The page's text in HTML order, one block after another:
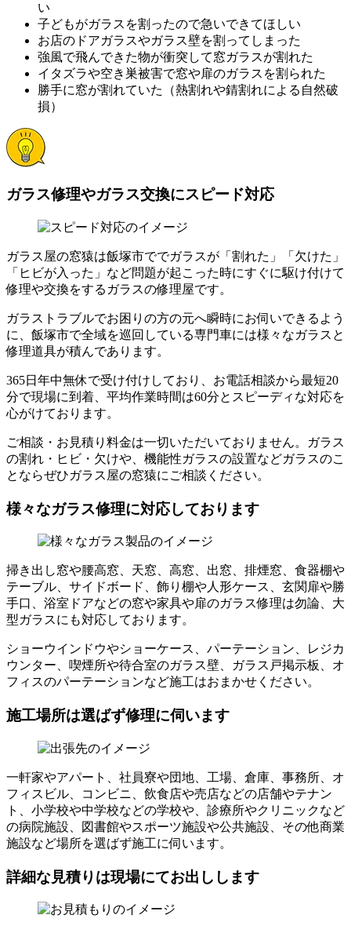
い
子どもがガラスを割ったので急いできてほしい
お店のドアガラスやガラス壁を割ってしまった
強風で飛んできた物が衝突して窓ガラスが割れた
イタズラや空き巣被害で窓や扉のガラスを割られた
勝手に窓が割れていた（熱割れや錆割れによる自然破
損）
ガラス修理やガラス交換にスピード対応
ガラス屋の窓猿は飯塚市ででガラスが「割れた」「欠けた」
「ヒビが入った」など問題が起こった時にすぐに駆け付けて
修理や交換をするガラスの修理屋です。
ガラストラブルでお困りの方の元へ瞬時にお伺いできるよう
に、飯塚市で全域を巡回している専門車には様々なガラスと
修理道具が積んであります。
365日年中無休で受け付けしており、お電話相談から最短20
分で現場に到着、平均作業時間は60分とスピーディな対応を
心がけております。
ご相談・お見積り料金は一切いただいておりません。ガラス
の割れ・ヒビ・欠けや、機能性ガラスの設置などガラスのこ
とならぜひガラス屋の窓猿にご相談ください。
様々なガラス修理に対応しております
掃き出し窓や腰高窓、天窓、高窓、出窓、排煙窓、食器棚や
テーブル、サイドボード、飾り棚や人形ケース、玄関扉や勝
手口、浴室ドアなどの窓や家具や扉のガラス修理は勿論、大
型ガラスにも対応しております。
ショーウインドウやショーケース、パーテーション、レジカ
ウンター、喫煙所や待合室のガラス壁、ガラス戸掲示板、オ
フィスのパーテーションなど施工はおまかせください。
施工場所は選ばず修理に伺います
一軒家やアパート、社員寮や団地、工場、倉庫、事務所、オ
フィスビル、コンビニ、飲食店や売店などの店舗やテナン
ト、小学校や中学校などの学校や、診療所やクリニックなど
の病院施設、図書館やスポーツ施設や公共施設、その他商業
施設など場所を選ばず施工に伺います。
詳細な見積りは現場にてお出しします